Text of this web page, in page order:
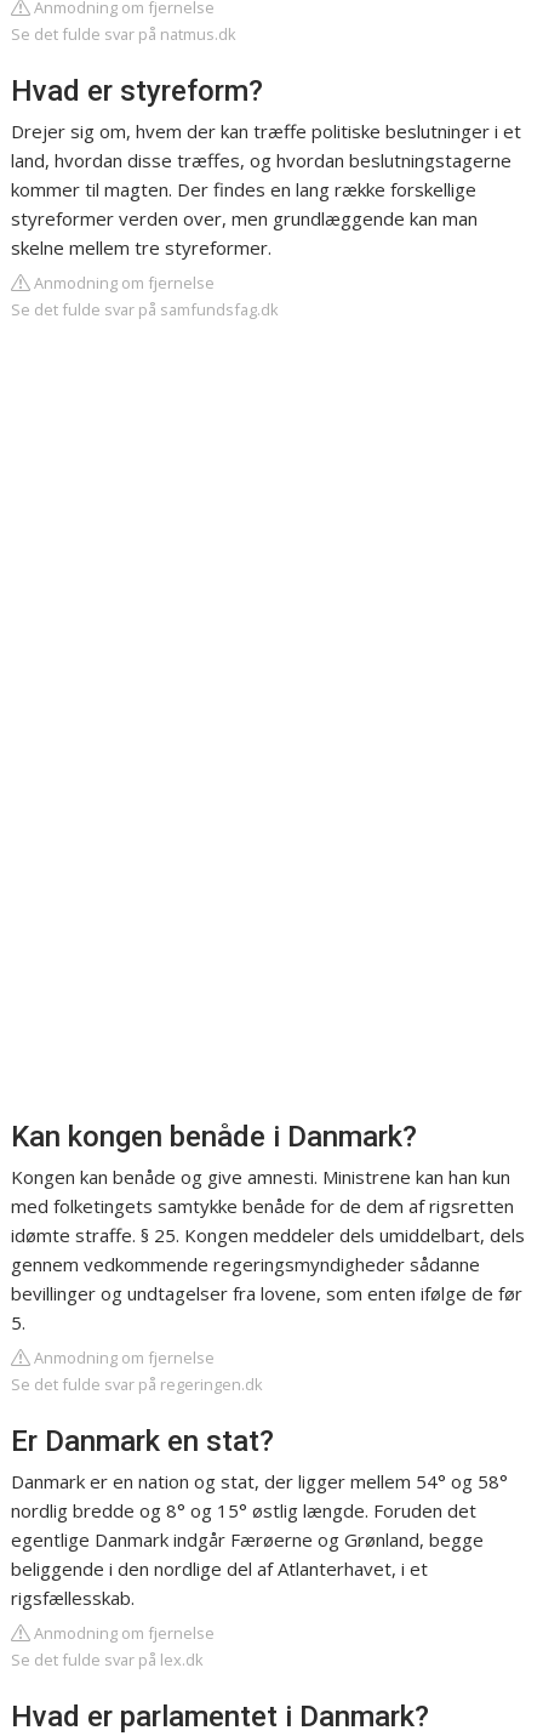
Anmodning om fjernelse
Se det fulde svar på natmus.dk
Hvad er styreform?
Drejer sig om, hvem der kan træffe politiske beslutninger i et
land, hvordan disse træffes, og hvordan beslutningstagerne
kommer til magten. Der findes en lang række forskellige
styreformer verden over, men grundlæggende kan man
skelne mellem tre styreformer.
Anmodning om fjernelse
Se det fulde svar på samfundsfag.dk
Kan kongen benåde i Danmark?
Kongen kan benåde og give amnesti. Ministrene kan han kun
med folketingets samtykke benåde for de dem af rigsretten
idømte straffe. § 25. Kongen meddeler dels umiddelbart, dels
gennem vedkommende regeringsmyndigheder sådanne
bevillinger og undtagelser fra lovene, som enten ifølge de før
5.
Anmodning om fjernelse
Se det fulde svar på regeringen.dk
Er Danmark en stat?
Danmark er en nation og stat, der ligger mellem 54° og 58°
nordlig bredde og 8° og 15° østlig længde. Foruden det
egentlige Danmark indgår Færøerne og Grønland, begge
beliggende i den nordlige del af Atlanterhavet, i et
rigsfællesskab.
Anmodning om fjernelse
Se det fulde svar på lex.dk
Hvad er parlamentet i Danmark?